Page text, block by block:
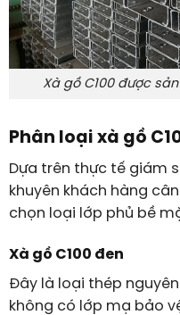
Xà gồ C100 được
Phân loại xà gồ
Dựa trên thực tế giám
khuyên khách hàng
chọn loại lớp phủ bề
Xà gồ C100 đen
Đây là loại thép
không có lớp mạ bảo